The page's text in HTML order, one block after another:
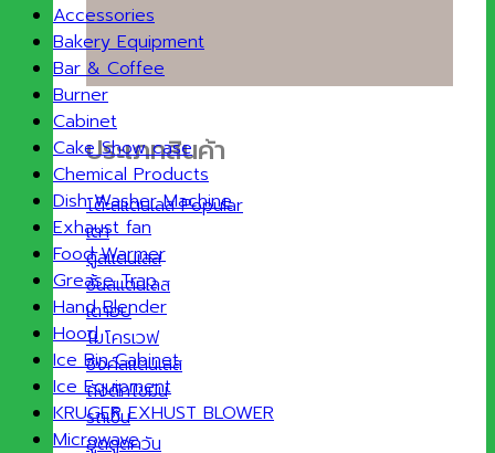
ประเภทสินค้า
โต๊ะสแตนเลส
เตา
ตู้สแตนเลส
ชั้นสแตนเลส
เตาอบ
ไมโครเวฟ
ซิงค์สแตนเลส
ถังดักไขมัน
รถเข็น
ฮูดดูดควัน
Accessories
Bakery Equipment
Bar & Coffee
Burner
Cabinet
Cake Show case
Chemical Products
Dish Washer Machine
Exhaust fan
Food Warmer
Grease Trap
Hand Blender
Hood
Ice Bin Cabinet
Ice Equipment
KRUGER EXHUST BLOWER
Microwave